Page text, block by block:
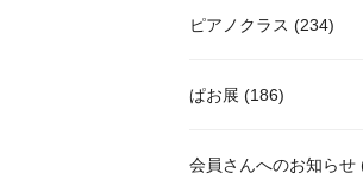
ピアノクラス (234)
ぱお展 (186)
会員さんへのお知らせ